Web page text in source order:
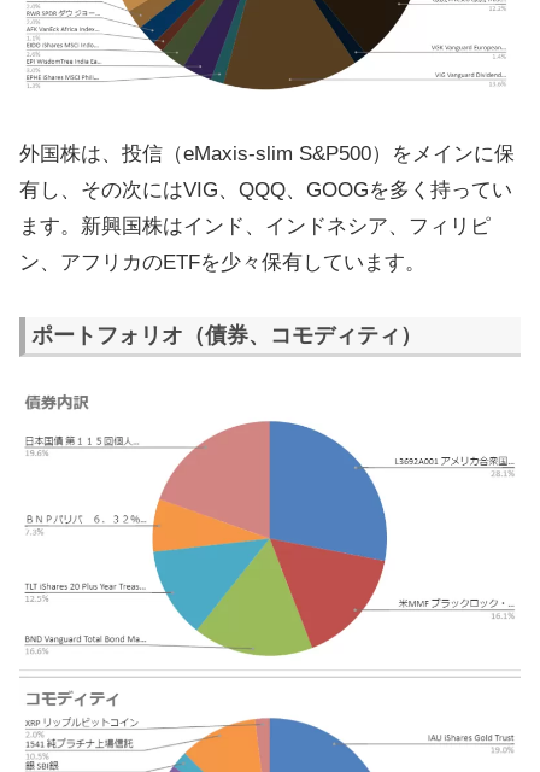
外国株は、投信（eMaxis-slim S&P500）をメインに保
有し、その次にはVIG、QQQ、GOOGを多く持ってい
ます。新興国株はインド、インドネシア、フィリピ
ン、アフリカのETFを少々保有しています。
ポートフォリオ（債券、コモディティ）